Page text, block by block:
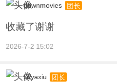
downmovies 团长
收藏了谢谢
2026-7-2 15:02
xuyaxiu 团长